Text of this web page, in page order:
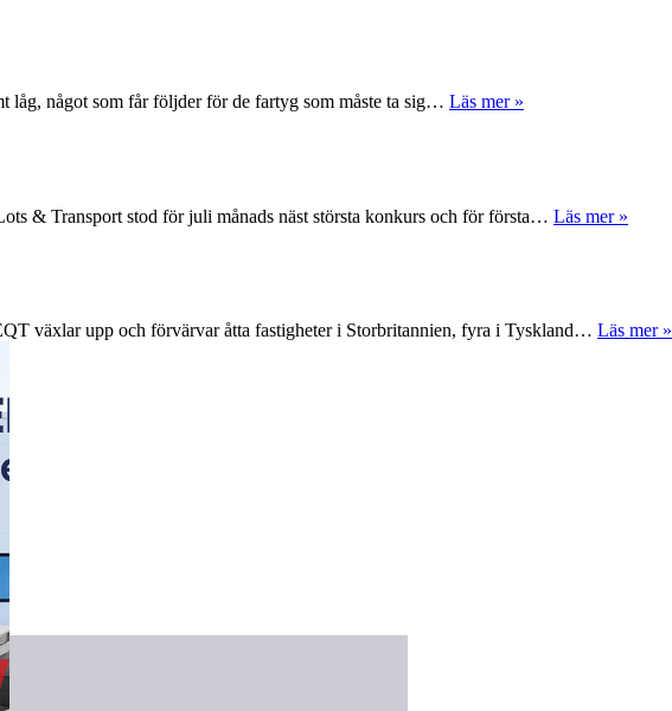
låg, något som får följder för de fartyg som måste ta sig… Läs mer »
& Transport stod för juli månads näst största konkurs och för första… Läs mer »
växlar upp och förvärvar åtta fastigheter i Storbritannien, fyra i Tyskland… Läs mer »